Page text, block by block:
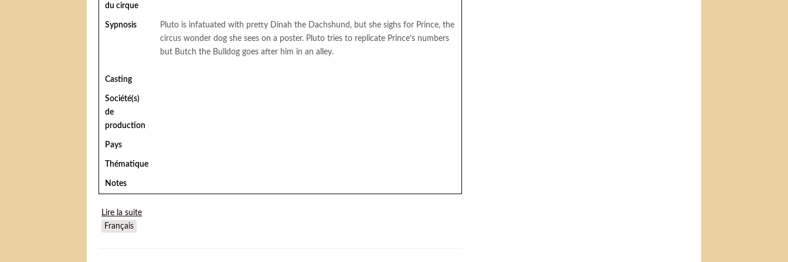
du cirque
Sypnosis
Pluto is infatuated with pretty Dinah the Dachshund, but she sighs for Prince, the
circus wonder dog she sees on a poster. Pluto tries to replicate Prince’s numbers
but Butch the Bulldog goes after him in an alley.
Casting
Société(s)
de
production
Pays
Thématique
Notes
Lire la suite
Français